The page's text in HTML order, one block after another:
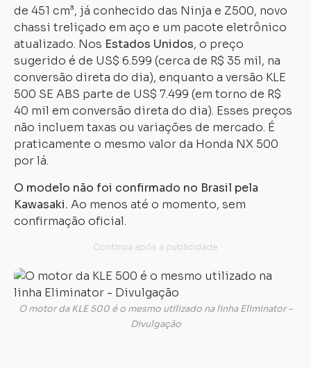
de 451 cm³, já conhecido das Ninja e Z500, novo
chassi treliçado em aço e um pacote eletrônico
atualizado. Nos Estados Unidos, o preço
sugerido é de US$ 6.599 (cerca de R$ 35 mil, na
conversão direta do dia), enquanto a versão KLE
500 SE ABS parte de US$ 7.499 (em torno de R$
40 mil em conversão direta do dia). Esses preços
não incluem taxas ou variações de mercado. É
praticamente o mesmo valor da Honda NX 500
por lá.
O modelo não foi confirmado no Brasil pela
Kawasaki. Ao menos até o momento, sem
confirmação oficial.
O motor da KLE 500 é o mesmo utilizado na linha Eliminator –
Divulgação